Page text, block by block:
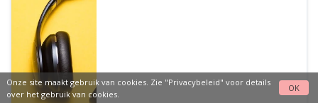
Onze site maakt gebruik van cookies. Zie "Privacybeleid" voor details
over het gebruik van cookies.
OK